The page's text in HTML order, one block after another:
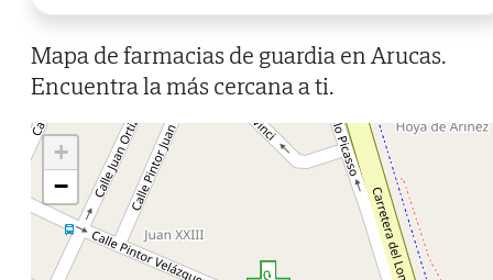
Mapa de farmacias de guardia en Arucas.
Encuentra la más cercana a ti.
+
−